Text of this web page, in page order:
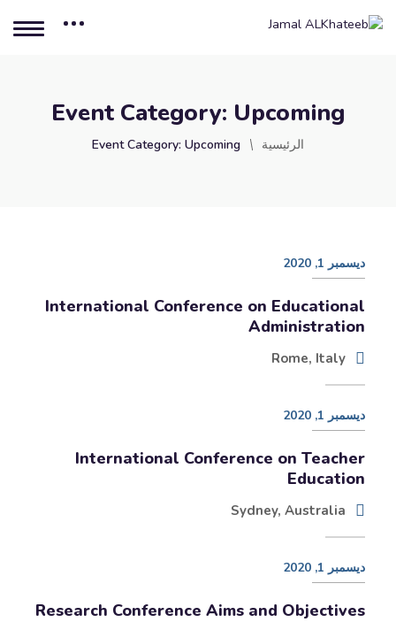
Event Category: Upcoming
الرئيسية Event Category: Upcoming
ديسمبر 1, 2020
International Conference on Educational
Administration
Rome, Italy
ديسمبر 1, 2020
International Conference on Teacher
Education
Sydney, Australia
ديسمبر 1, 2020
Research Conference Aims and Objectives